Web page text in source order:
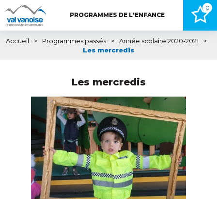
PROGRAMMES DE L'ENFANCE
0
Accueil > Programmes passés > Année scolaire 2020-2021
>
Les mercredis
Les mercredis